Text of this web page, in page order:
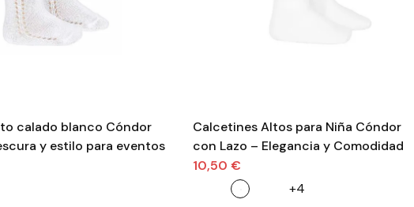
calado blanco Cóndor
y estilo para eventos
Calcetines Altos para Niña Cóndor
con Lazo – Elegancia y Comodidad
10,50 €
+4